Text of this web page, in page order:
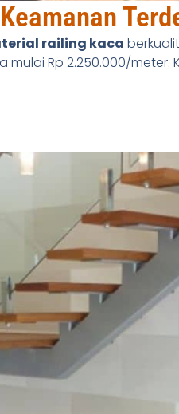
railing kaca
Rp 2.250.000/meter.